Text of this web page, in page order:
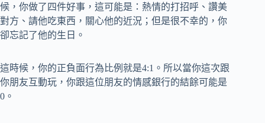
候，你做了四件好事，這可能是：熱情的打招呼、讚美
對方、請他吃東西，關心他的近況；但是很不幸的，你
卻忘記了他的生日。
這時候，你的正負面行為比例就是4:1。所以當你這次跟
你朋友互動玩，你跟這位朋友的情感銀行的結餘可能是
0。